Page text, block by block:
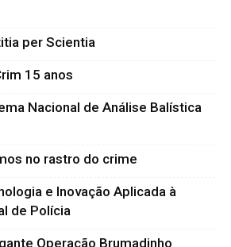
per Scientia
15 anos
Nacional de Análise Balística
no rastro do crime
e Inovação Aplicada à
de Polícia
Operação Brumadinho